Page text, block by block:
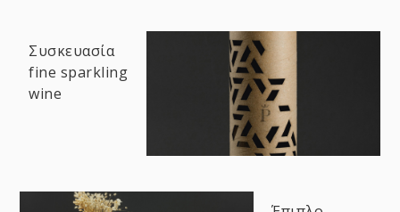
Συσκευασία
fine sparkling
wine